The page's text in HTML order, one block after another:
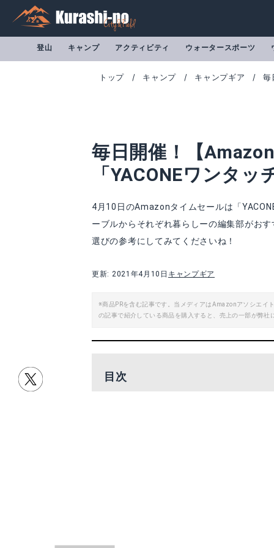
登山 キャンプ アクティビティ ウォータースポーツ
トップ キャンプ キャンプギア 毎
毎日開催！【
「YACONEワンタ
4月10日のAmazonタイムセールは「
ーブルからそれぞれ暮らしーの編集部がお
選びの参考にしてみてくださいね！
更新: 2021年4月10日 キャンプギア
※商品PRを含む記事です。当メディアはAmazonアソシエイ
の記事で紹介している商品を購入すると、売上の一部が弊社
目次
編集部がおすすめする